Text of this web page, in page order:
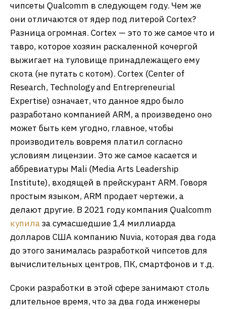
чипсеты Qualcomm в следующем году. Чем же
они отличаются от ядер под литерой Cortex?
Разница огромная. Cortex — это то же самое что и
тавро, которое хозяин раскаленной кочергой
выжигает на туловище принадлежащего ему
скота (не путать с котом). Cortex (Center of
Research, Technology and Entrepreneurial
Expertise) означает, что данное ядро было
разработано компанией ARM, а произведено оно
может быть кем угодно, главное, чтобы
производитель вовремя платил согласно
условиям лицензии. Это же самое касается и
аббревиатуры Mali (Media Arts Leadership
Institute), входящей в прейскурант ARM. Говоря
простым языком, ARM продает чертежи, а
делают другие. В 2021 году компания Qualcomm
купилаза сумасшедшие 1,4 миллиарда
долларов США компанию Nuvia, которая два года
до этого занималась разработкой чипсетов для
вычислительных центров, ПК, смартфонов и т.д.
Сроки разработки в этой сфере занимают столь
длительное время, что за два года инженеры